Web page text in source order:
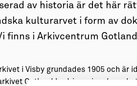
& Familj
av historia är det här
kulturarvet i form av
finns i Arkivcentrum
i Visby grundades 1905 och är
Gotland bedriver vi